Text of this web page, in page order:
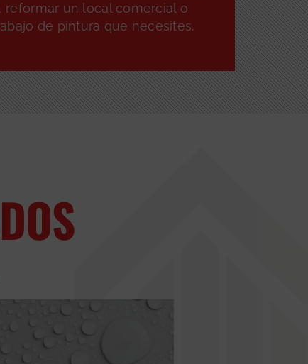
reformar un local comercial o
de pintura que necesites.